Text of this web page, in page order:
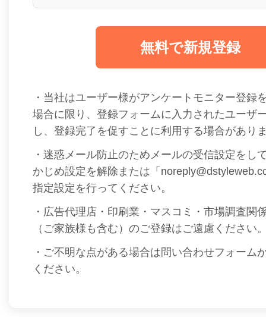
無料で新規登録
・当社はユーザー様がアンケートモニター登録
場合に限り、登録フォームに入力されたユーザ
し、登録完了を促すことに利用する場合があり
・迷惑メール防止のためメールの受信設定をし
かじめ設定を解除または「
指定設定を行ってください。
・広告代理店・印刷業・マスコミ・市場調査関
（ご家族様も含む）のご登録はご遠慮ください
・ご不明な点がある場合は問い合わせフォーム
ください。